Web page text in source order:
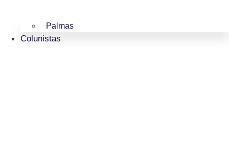
Palmas
Colunistas